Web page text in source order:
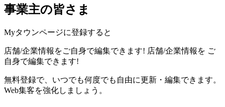
事業主の皆さま
Myタウンページに登録すると
店舗/企業情報をご自身で編集できます! 店舗/企業情報を ご
自身で編集できます!
無料登録で、いつでも何度でも自由に更新・編集できます。
Web集客を強化しましょう。